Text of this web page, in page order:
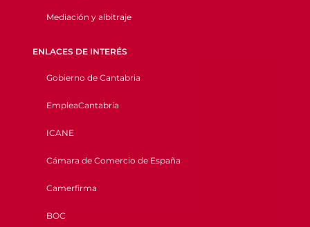
Mediación y albitraje
ENLACES DE INTERÉS
Gobierno de Cantabria
EmpleaCantabria
ICANE
Cámara de Comercio de España
Camerfirma
BOC